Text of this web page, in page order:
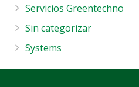
Servicios Greentechno
Sin categorizar
Systems